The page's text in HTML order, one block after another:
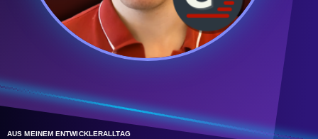
AUS MEINEM ENTWICKLERALLTAG